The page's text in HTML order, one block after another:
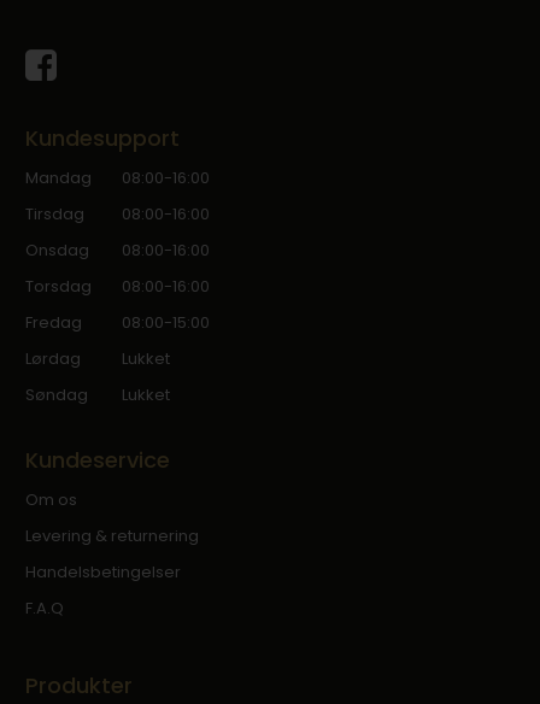
Kundesupport
Mandag
08:00-16:00
Tirsdag
08:00-16:00
Onsdag
08:00-16:00
Torsdag
08:00-16:00
Fredag
08:00-15:00
Lørdag
Lukket
Søndag
Lukket
Kundeservice
Om os
Levering & returnering
Handelsbetingelser
F.A.Q
Produkter